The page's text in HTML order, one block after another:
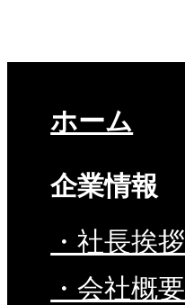
ホーム
企業情報
・社長挨拶
・会社概要